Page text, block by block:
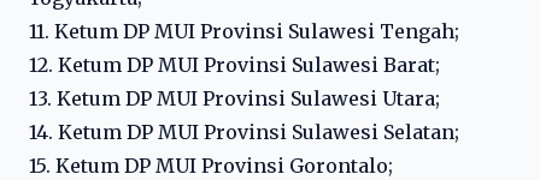
11. Ketum DP MUI Provinsi Sulawesi Tengah;
12. Ketum DP MUI Provinsi Sulawesi Barat;
13. Ketum DP MUI Provinsi Sulawesi Utara;
14. Ketum DP MUI Provinsi Sulawesi Selatan;
15. Ketum DP MUI Provinsi Gorontalo;